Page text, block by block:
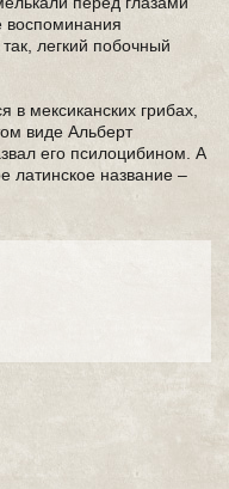
воспоминания
легкий побочный
мексиканских грибах,
виде Альберт
его псилоцибином. А
латинское название –